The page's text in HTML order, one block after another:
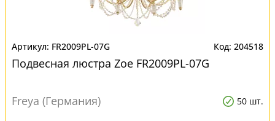
FR2009PL-07G 204518
Подвесная люстра Zoe FR2009PL-07G
Freya (Германия) 50 шт.